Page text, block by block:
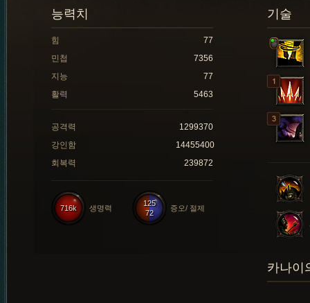
기술
능력치
힘
77
민첩
7356
지능
77
활력
5463
공격력
1299370
강인함
14455400
회복력
239872
125
72
증오/ 절제
716k 생명력
카나이